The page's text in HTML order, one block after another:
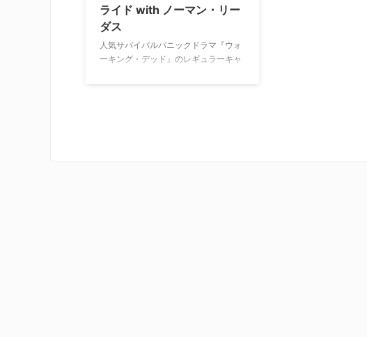
ライド with ノーマン・リー
ダス
人気サバイバルパニックドラマ『ウォ
ーキング・デッド』のレギュラーキャ